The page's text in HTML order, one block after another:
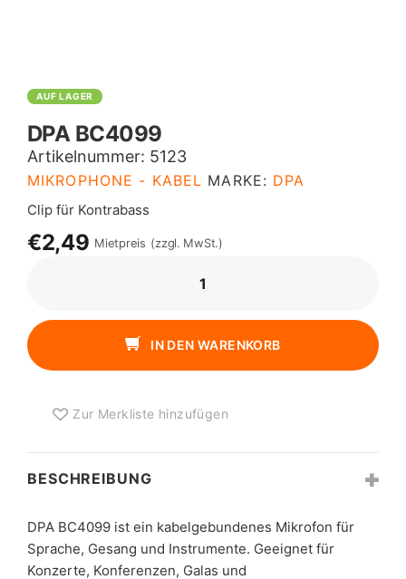
AUF LAGER
DPA BC4099
Artikelnummer: 5123
MIKROPHONE - KABEL MARKE: DPA
Clip für Kontrabass
€2,49 Mietpreis (zzgl. MwSt.)
IN DEN WARENKORB
Zur Merkliste hinzufügen
BESCHREIBUNG
DPA BC4099 ist ein kabelgebundenes Mikrofon für
Sprache, Gesang und Instrumente. Geeignet für
Konzerte, Konferenzen, Galas und